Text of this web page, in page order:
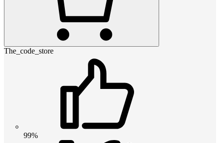
The_code_store
99%